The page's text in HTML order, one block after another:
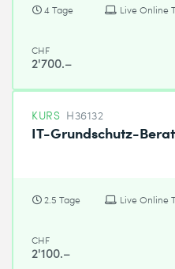
4 Tage Live Online
CHF
2'700.–
KURS H36132
IT-Grundschutz-
2.5 Tage Live Online
CHF
2'100.–